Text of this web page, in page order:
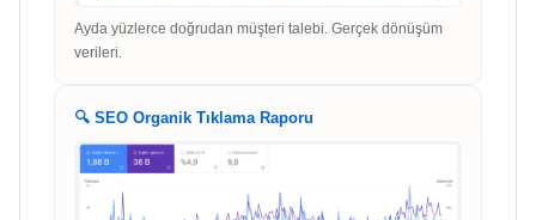
Ayda yüzlerce doğrudan müşteri talebi. Gerçek dönüşüm
verileri.
🔍 SEO Organik Tıklama Raporu